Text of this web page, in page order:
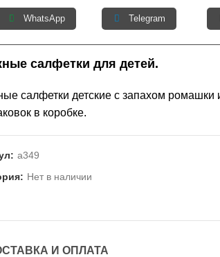
WhatsApp Telegram
салфетки для детей.
салфетки детские с запахом ромашки
в коробке.
а349
Нет в наличии
И ОПЛАТА